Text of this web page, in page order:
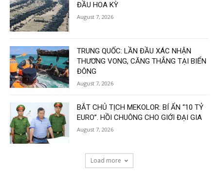
ĐẦU HOA KỲ
August 7, 2026
TRUNG QUỐC: LẦN ĐẦU XÁC NHẬN
THƯƠNG VONG, CĂNG THẲNG TẠI BIỂN
ĐÔNG
August 7, 2026
BẮT CHỦ TỊCH MEKOLOR: BÍ ẨN “10 TỶ
EURO”. HỒI CHUÔNG CHO GIỚI ĐẠI GIA
August 7, 2026
Load more